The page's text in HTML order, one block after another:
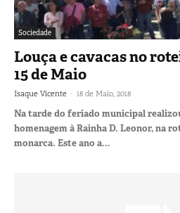
Sociedade
Louça e cavacas no
15 de Maio
Isaque Vicente - 18 de Maio, 2018
Na tarde do feriado municipal
homenagem à Rainha D. Leonor, na
monarca. Este ano a...